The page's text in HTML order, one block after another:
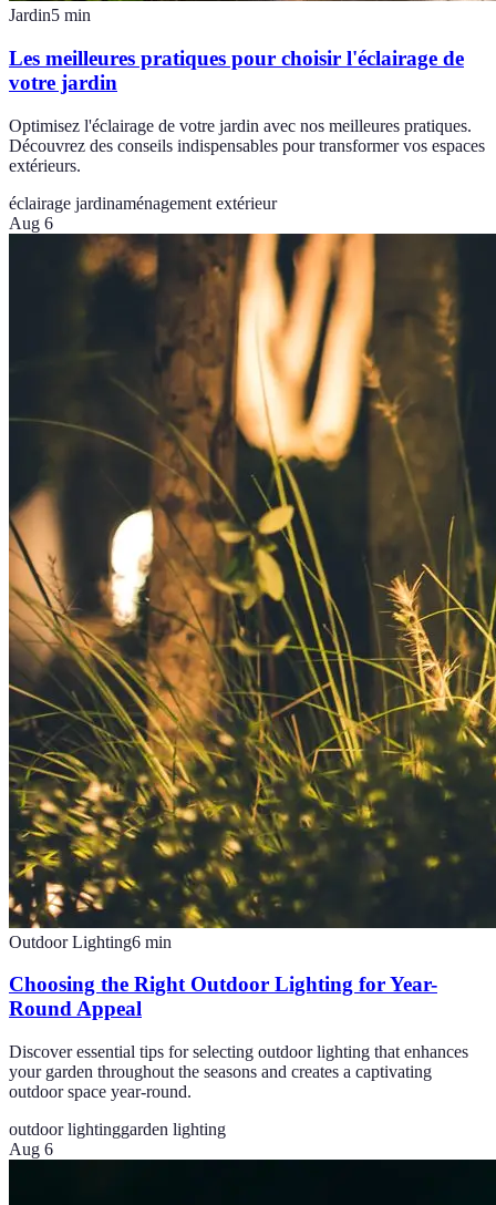
Jardin5 min
Les meilleures pratiques pour choisir l'éclairage de
votre jardin
Optimisez l'éclairage de votre jardin avec nos meilleures pratiques.
Découvrez des conseils indispensables pour transformer vos espaces
extérieurs.
éclairage jardinaménagement extérieur
Aug 6
Outdoor Lighting6 min
Choosing the Right Outdoor Lighting for Year-
Round Appeal
Discover essential tips for selecting outdoor lighting that enhances
your garden throughout the seasons and creates a captivating
outdoor space year-round.
outdoor lightinggarden lighting
Aug 6